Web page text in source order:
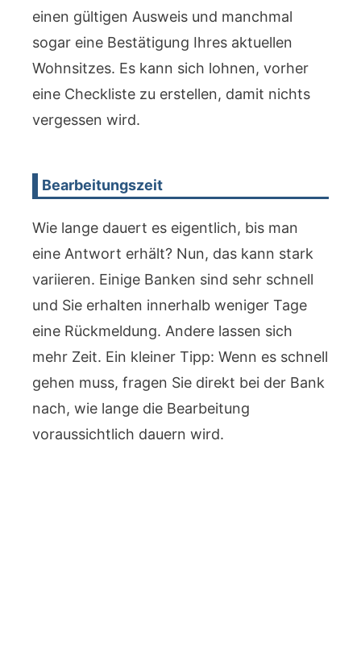
einen gültigen Ausweis und manchmal
sogar eine Bestätigung Ihres aktuellen
Wohnsitzes. Es kann sich lohnen, vorher
eine Checkliste zu erstellen, damit nichts
vergessen wird.
Bearbeitungszeit
Wie lange dauert es eigentlich, bis man
eine Antwort erhält? Nun, das kann stark
variieren. Einige Banken sind sehr schnell
und Sie erhalten innerhalb weniger Tage
eine Rückmeldung. Andere lassen sich
mehr Zeit. Ein kleiner Tipp: Wenn es schnell
gehen muss, fragen Sie direkt bei der Bank
nach, wie lange die Bearbeitung
voraussichtlich dauern wird.